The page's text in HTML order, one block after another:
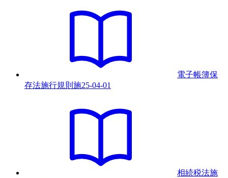
電子帳簿保
存法施行規則 施25-04-01
相続税法施